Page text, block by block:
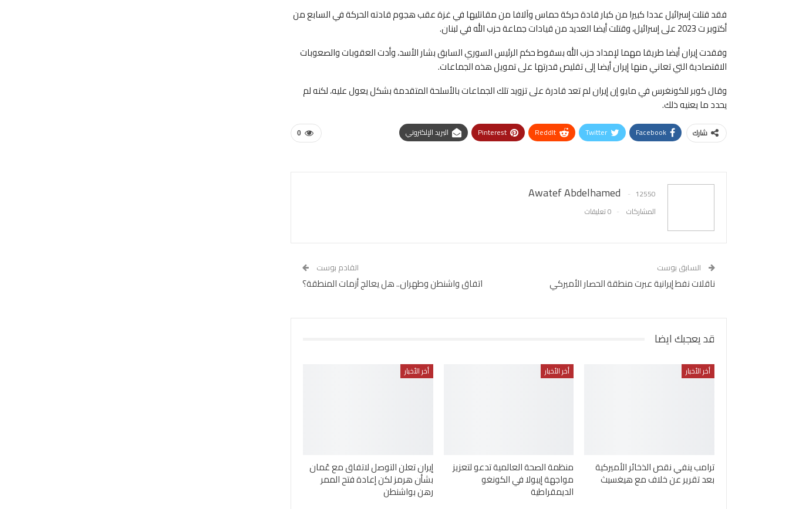
فقد قتلت إسرائيل عددا كبيرا من كبار قادة حركة حماس وآلافا من مقاتليها في غزة عقب هجوم قادته الحركة في السابع من
أكتوبر ت 2023 على إسرائيل، وقتلت أيضا العديد من قيادات ⁠جماعة حزب الله في لبنان.
وفقدت إيران أيضا طريقا مهما لإمداد حزب الله بسقوط حكم الرئيس السوري السابق بشار الأسد، وأدت العقوبات والصعوبات
الاقتصادية التي تعاني منها إيران أيضا إلى تقليص قدرتها على تمويل هذه الجماعات.
وقال كوبر للكونغرس في مايو إن إيران لم تعد قادرة على تزويد تلك الجماعات بالأسلحة المتقدمة بشكل يعول عليه، لكنه لم
يحدد ما يعنيه ذلك.
0 شارك Facebook
Twitter
ReddIt
Pinterest البريد الإلكتروني
Awatef Abdelhamed
12550
المشاركات
0 تعليقات
السابق بوست
ناقلات نفط إيرانية عبرت منطقة الحصار الأميركي
القادم بوست
اتفاق واشنطن وطهران.. هل يعالج أزمات المنطقة؟
قد يعجبك ايضا
أخر الأخبار
ترامب ينفي نقص الذخائر الأميركية
بعد تقرير عن خلاف مع هيغسيث
أخر الأخبار
منظمة الصحة العالمية تدعو لتعزيز
مواجهة إيبولا في الكونغو
الديمقراطية
أخر الأخبار
إيران تعلن التوصل لاتفاق مع عُمان
بشأن هرمز لكن إعادة فتح الممر
رهن بواشنطن